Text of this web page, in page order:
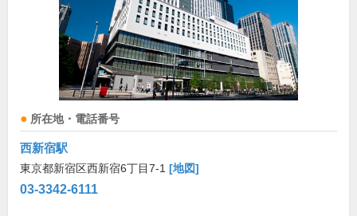
所在地・電話番号
西新宿駅
東京都新宿区西新宿6丁目7-1 [地図]
03-3342-6111